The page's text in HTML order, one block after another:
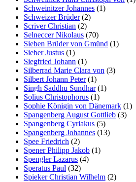
Schweinitzer Johannes (1)
Schweizer Brüder(2)
Scriver Christian (2)
Selneccer Nikolaus (70)
Sieben Brüder von Gmünd (1)
Sieber Justus (1)
Siegfried Johann (1)
Silberrad Marie Clara von (3)
Silbert Johann Peter(1)
Singh Saddhu Sundhar(1)
Solius Christophorus (1)
Sophie Königin von Dänemark (1)
Spangenberg August Gottlieb (3)
Spangenberg Cyriakus (5)
Spangenberg Johannes (13)
Spee Friedrich (2)
Spener Philipp Jakob (1)
Spengler Lazarus (4)
Speratus Paul (32)
Spieker Christian Wilhelm (2)